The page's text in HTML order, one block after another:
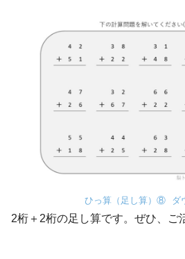
ひっ算（足し算）⑧ ダ
2桁＋2桁の足し算です。ぜひ、ご